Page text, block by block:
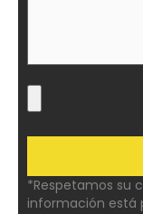
*Respetamos su
información está